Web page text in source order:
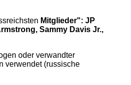
Mitglieder": JP
Sammy Davis Jr.,
oder verwandter
verwendet (russische